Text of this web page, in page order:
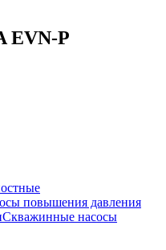
EVN-P
повышения давления
Скважинные насосы